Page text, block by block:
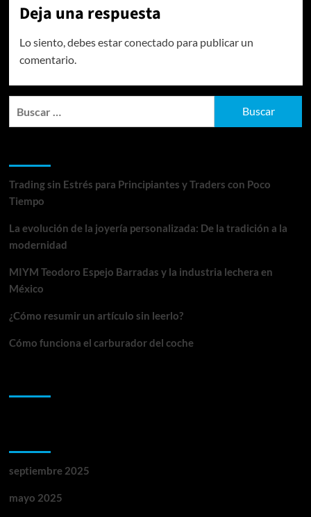
Deja una respuesta
Lo siento, debes estarconectadopara publicar un
comentario.
Trading sin Estrés para Principiantes y Traders con Poco
Tiempo
La evolución de la joyería personalizada: De la tradición a la
modernidad
MIYM Teodoro Espejo Barradas y la industria lechera en
México
¿Cómo resumir un artículo sin leerlo?
Cómo funciona el carburador del coche
septiembre 2025
mayo 2025